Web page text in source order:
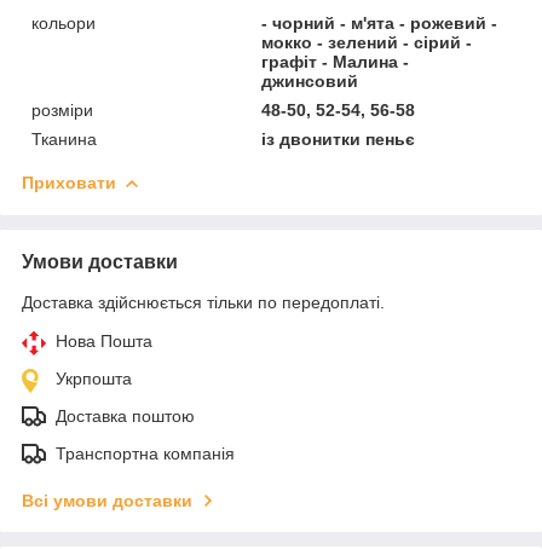
кольори
- чорний - м'ята - рожевий -
мокко - зелений - сірий -
графіт - Малина -
джинсовий
розміри
48-50, 52-54, 56-58
Тканина
із двонитки пеньє
Приховати
Умови доставки
Доставка здійснюється тільки по передоплаті.
Нова Пошта
Укрпошта
Доставка поштою
Транспортна компанія
Всі умови доставки